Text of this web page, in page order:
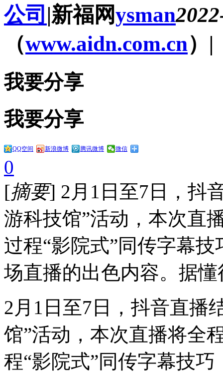
公司 |新福网ysman
（www.aidn.com.cn） |
我要分享
我要分享
QQ空间 新浪微博 腾讯微博 微信
0
[摘要] 2月1日至7日，抖
游科技馆”活动，本次直
过程“影院式”同传字幕
场直播的出色内容。据
2月1日至7日，抖音直播
馆”活动，本次直播将全
程“影院式”同传字幕技